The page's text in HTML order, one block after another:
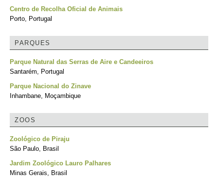
Centro de Recolha Oficial de Animais
Porto, Portugal
PARQUES
Parque Natural das Serras de Aire e Candeeiros
Santarém, Portugal
Parque Nacional do Zinave
Inhambane, Moçambique
ZOOS
Zoológico de Piraju
São Paulo, Brasil
Jardim Zoológico Lauro Palhares
Minas Gerais, Brasil